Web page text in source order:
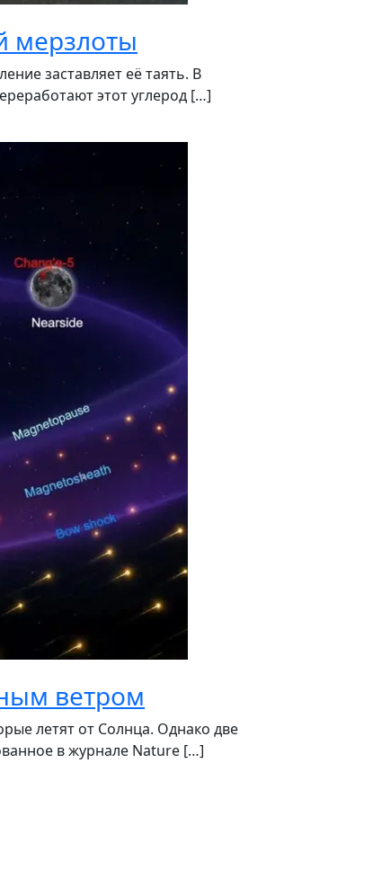
мерзлоты
заставляет её таять. В
этот углерод […]
ветром
летят от Солнца. Однако две
в журнале Nature […]